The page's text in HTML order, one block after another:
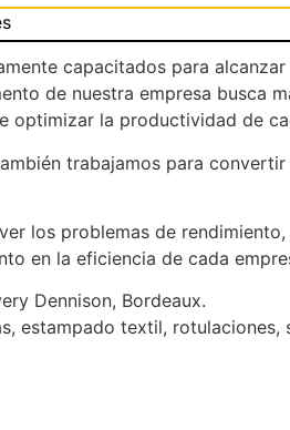
capacitados para
de nuestra empresa busca
optimizar la productividad de
trabajamos para
los problemas de
en la eficiencia de cada
Dennison, Bordeaux.
estampado textil, rotulaciones,